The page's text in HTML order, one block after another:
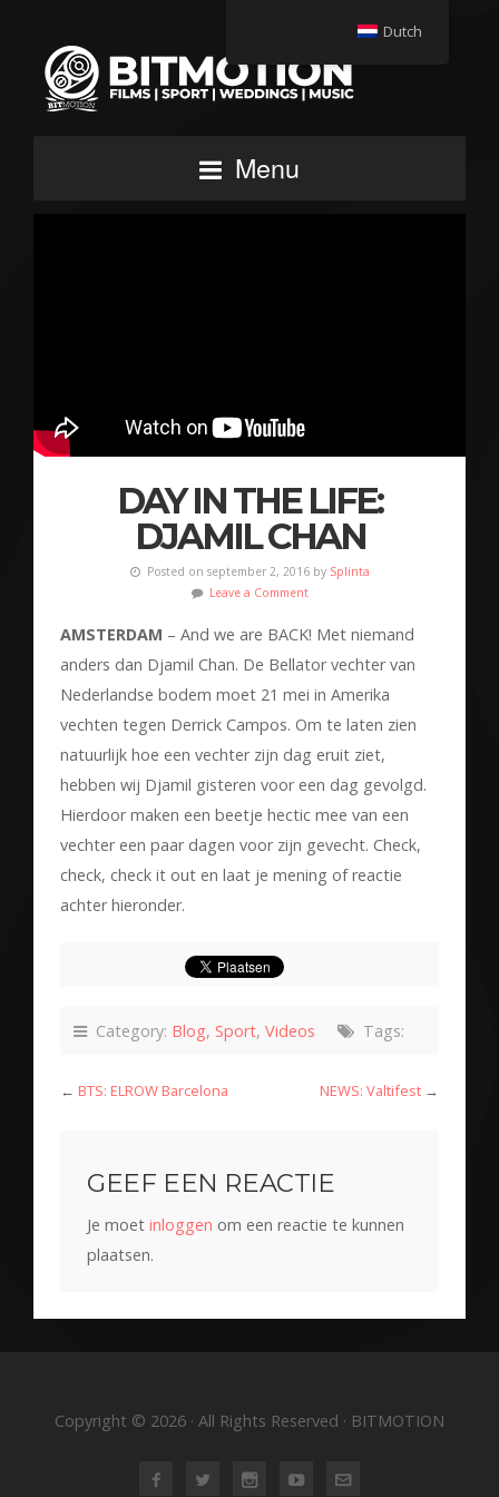
Menu
DAY IN THE LIFE:
DJAMIL CHAN
Posted on september 2, 2016 by Splinta
Leave a Comment
AMSTERDAM – And we are BACK! Met niemand
anders dan Djamil Chan. De Bellator vechter van
Nederlandse bodem moet 21 mei in Amerika
vechten tegen Derrick Campos. Om te laten zien
natuurlijk hoe een vechter zijn dag eruit ziet,
hebben wij Djamil gisteren voor een dag gevolgd.
Hierdoor maken een beetje hectic mee van een
vechter een paar dagen voor zijn gevecht. Check,
check, check it out en laat je mening of reactie
achter hieronder.
Category: Blog, Sport, Videos Tags:
← BTS: ELROW Barcelona NEWS: Valtifest →
GEEF EEN REACTIE
Je moet inloggen om een reactie te kunnen
plaatsen.
Copyright © 2026 · All Rights Reserved · BITMOTION
Dutch